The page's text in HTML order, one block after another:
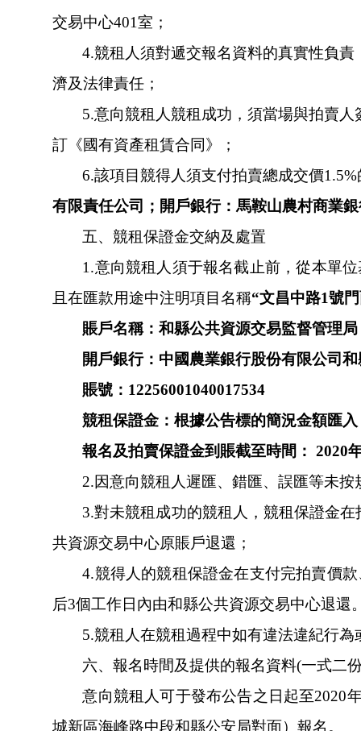
交易中心401室；
4.競租人須對遞交報名資料的真實性負責
濟及法律責任；
5.意向競租人競租成功，須當場與拍
訂《國有資產租賃合同》；
6.該項目競得人須支付拍賣總成交價1.5%
有限責任公司；開戶銀行：馬鞍山農村商業
五、競租保證金交納及處置
1.意向競租人須于報名截止前，從本
且在匯款用途中注明項目名稱“文昌中路1號
賬戶名稱：和縣公共資源交易監督管理局
開戶銀行：中國農業銀行股份有限公司
賬號：12256001040017534
競租保證金：根據公告標的簡況金額匯入
報名及拍賣保證金到賬截至時間： 2020
2.因意向競租人遲匯、錯匯、誤匯等
3.對未競租成功的競租人，競租保證金
共資源交易中心原賬戶退還；
4.競得人的競租保證金在支付完拍賣價款
后3個工作日內由和縣公共資源交易中心退還
5.競租人在競租過程中如有違法違紀行為
六、報名時間及提供的報名資料(一式二
意向競租人可于發布公告之日起至2020年
城新區海峰路中段和縣公安局對面）報名。